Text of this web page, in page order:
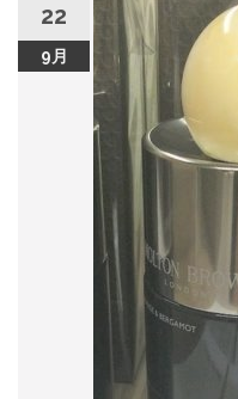
22
9月